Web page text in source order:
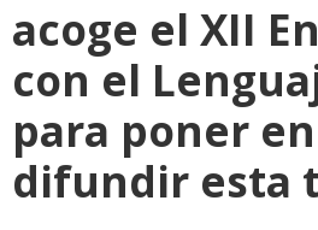
acoge el XII
con el
para poner
difundir esta